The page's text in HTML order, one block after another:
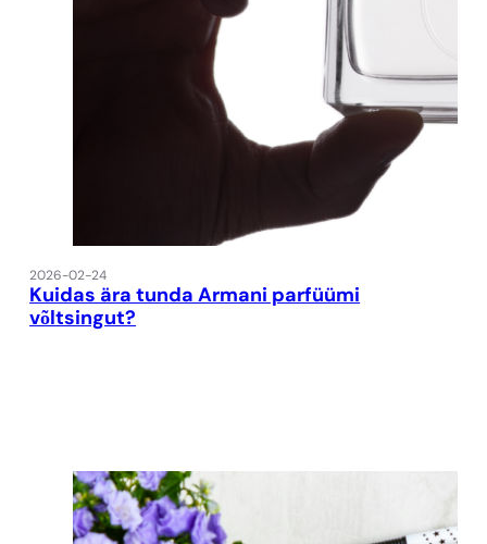
2026-02-24
Kuidas ära tunda Armani parfüümi
võltsingut?